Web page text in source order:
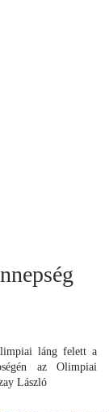
láng felett a
az Olimpiai
László